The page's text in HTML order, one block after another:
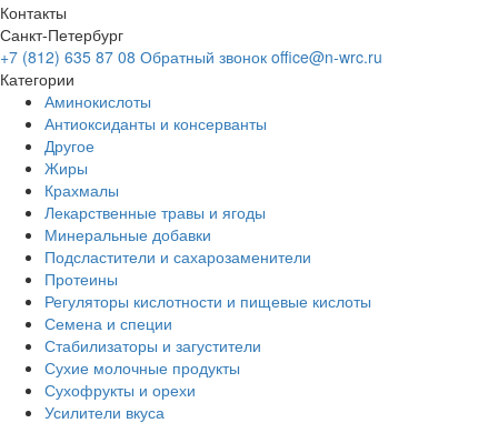
Контакты
Санкт-Петербург
+7 (812) 635 87 08 Обратный звонок office@n-wrc.ru
Категории
Аминокислоты
Антиоксиданты и консерванты
Другое
Жиры
Крахмалы
Лекарственные травы и ягоды
Минеральные добавки
Подсластители и сахарозаменители
Протеины
Регуляторы кислотности и пищевые кислоты
Семена и специи
Стабилизаторы и загустители
Сухие молочные продукты
Сухофрукты и орехи
Усилители вкуса